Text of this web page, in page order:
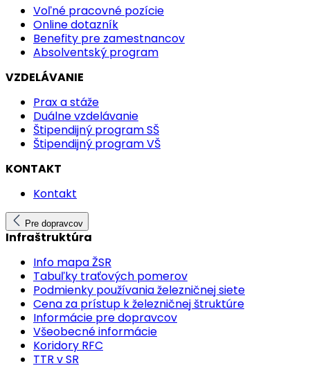
Voľné pracovné pozície
Online dotazník
Benefity pre zamestnancov
Absolventský program
VZDELÁVANIE
Prax a stáže
Duálne vzdelávanie
Štipendijný program SŠ
Štipendijný program VŠ
KONTAKT
Kontakt
Pre dopravcov
Infraštruktúra
Info mapa ŽSR
Tabuľky traťových pomerov
Podmienky používania železničnej siete
Cena za prístup k železničnej štruktúre
Informácie pre dopravcov
Všeobecné informácie
Koridory RFC
TTR v SR